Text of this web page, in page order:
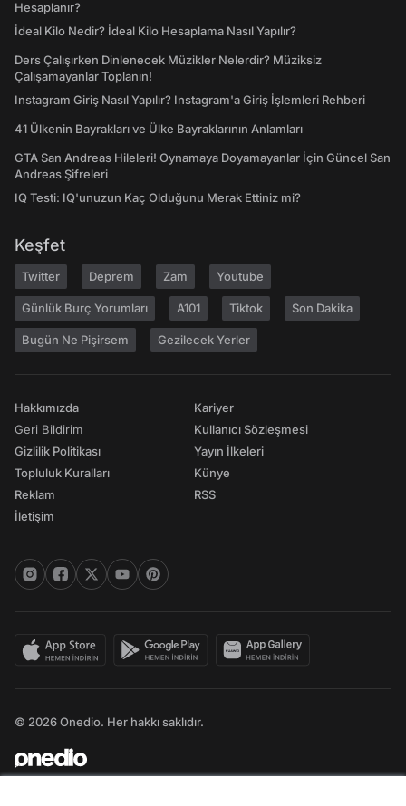
Hesaplanır?
İdeal Kilo Nedir? İdeal Kilo Hesaplama Nasıl Yapılır?
Ders Çalışırken Dinlenecek Müzikler Nelerdir? Müziksiz
Çalışamayanlar Toplanın!
Instagram Giriş Nasıl Yapılır? Instagram'a Giriş İşlemleri Rehberi
41 Ülkenin Bayrakları ve Ülke Bayraklarının Anlamları
GTA San Andreas Hileleri! Oynamaya Doyamayanlar İçin Güncel San
Andreas Şifreleri
IQ Testi: IQ'unuzun Kaç Olduğunu Merak Ettiniz mi?
Keşfet
Twitter Deprem Zam Youtube
Günlük Burç Yorumları A101 Tiktok Son Dakika
Bugün Ne Pişirsem Gezilecek Yerler
Hakkımızda
Geri Bildirim
Gizlilik Politikası
Topluluk Kuralları
Reklam
İletişim
Kariyer
Kullanıcı Sözleşmesi
Yayın İlkeleri
Künye
RSS
© 2026 Onedio. Her hakkı saklıdır.